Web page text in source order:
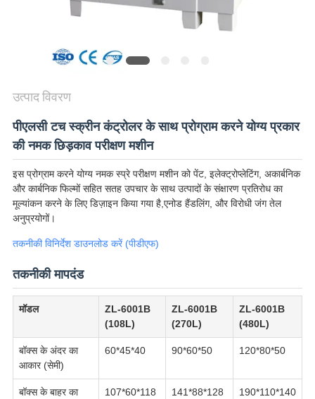
SITEMAP
PRIVACY
POLICY
उत्पाद विवरण
पीएलसी टच स्क्रीन कंट्रोलर के साथ प्रोग्राम करने योग्य प्रकार
की नमक छिड़काव परीक्षण मशीन
इस प्रोग्राम करने योग्य नमक स्प्रे परीक्षण मशीन को पेंट, इलेक्ट्रोप्लेटिंग, अकार्बनिक
और कार्बनिक फिल्मों सहित सतह उपचार के साथ उत्पादों के संक्षारण प्रतिरोध का
मूल्यांकन करने के लिए डिज़ाइन किया गया है,एनोड हैंडलिंग, और विरोधी जंग तेल
अनुप्रयोगों।
तकनीकी विनिर्देश डाउनलोड करें (पीडीएफ)
तकनीकी मापदंड
मॉडल
ZL-6001B
(108L)
ZL-6001B
(270L)
ZL-6001B
(480L)
बॉक्स के अंदर का
आकार (सेमी)
60*45*40 90*60*50 120*80*50
बॉक्स के बाहर का
107*60*118 141*88*128 190*110*140